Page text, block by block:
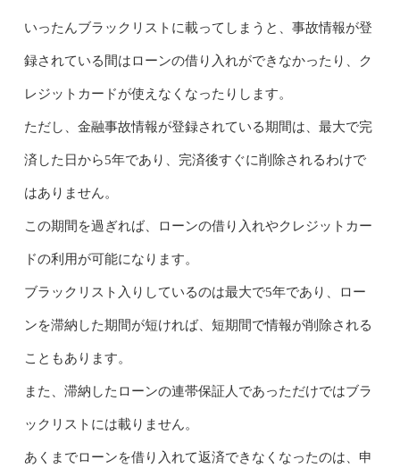
いったんブラックリストに載ってしまうと、事故情報が登
録されている間はローンの借り入れができなかったり、ク
レジットカードが使えなくなったりします。
ただし、金融事故情報が登録されている期間は、最大で完
済した日から5年であり、完済後すぐに削除されるわけで
はありません。
この期間を過ぎれば、ローンの借り入れやクレジットカー
ドの利用が可能になります。
ブラックリスト入りしているのは最大で5年であり、ロー
ンを滞納した期間が短ければ、短期間で情報が削除される
こともあります。
また、滞納したローンの連帯保証人であっただけではブラ
ックリストには載りません。
あくまでローンを借り入れて返済できなくなったのは、申